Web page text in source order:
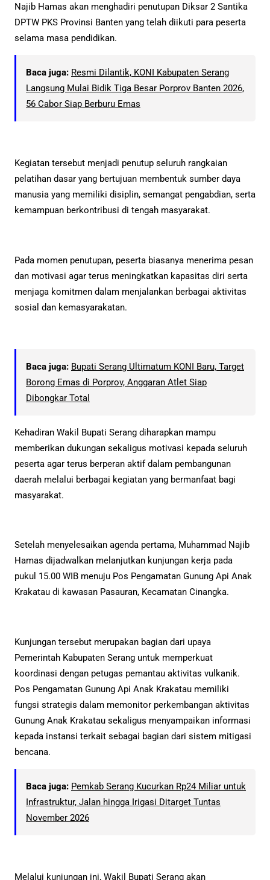
Najib Hamas akan menghadiri penutupan Diksar 2 Santika
DPTW PKS Provinsi Banten yang telah diikuti para peserta
selama masa pendidikan.
Baca juga: Resmi Dilantik, KONI Kabupaten Serang
Langsung Mulai Bidik Tiga Besar Porprov Banten 2026,
56 Cabor Siap Berburu Emas
Kegiatan tersebut menjadi penutup seluruh rangkaian
pelatihan dasar yang bertujuan membentuk sumber daya
manusia yang memiliki disiplin, semangat pengabdian, serta
kemampuan berkontribusi di tengah masyarakat.
Pada momen penutupan, peserta biasanya menerima pesan
dan motivasi agar terus meningkatkan kapasitas diri serta
menjaga komitmen dalam menjalankan berbagai aktivitas
sosial dan kemasyarakatan.
Baca juga: Bupati Serang Ultimatum KONI Baru, Target
Borong Emas di Porprov, Anggaran Atlet Siap
Dibongkar Total
Kehadiran Wakil Bupati Serang diharapkan mampu
memberikan dukungan sekaligus motivasi kepada seluruh
peserta agar terus berperan aktif dalam pembangunan
daerah melalui berbagai kegiatan yang bermanfaat bagi
masyarakat.
Setelah menyelesaikan agenda pertama, Muhammad Najib
Hamas dijadwalkan melanjutkan kunjungan kerja pada
pukul 15.00 WIB menuju Pos Pengamatan Gunung Api Anak
Krakatau di kawasan Pasauran, Kecamatan Cinangka.
Kunjungan tersebut merupakan bagian dari upaya
Pemerintah Kabupaten Serang untuk memperkuat
koordinasi dengan petugas pemantau aktivitas vulkanik.
Pos Pengamatan Gunung Api Anak Krakatau memiliki
fungsi strategis dalam memonitor perkembangan aktivitas
Gunung Anak Krakatau sekaligus menyampaikan informasi
kepada instansi terkait sebagai bagian dari sistem mitigasi
bencana.
Baca juga: Pemkab Serang Kucurkan Rp24 Miliar untuk
Infrastruktur, Jalan hingga Irigasi Ditarget Tuntas
November 2026
Melalui kunjungan ini, Wakil Bupati Serang akan